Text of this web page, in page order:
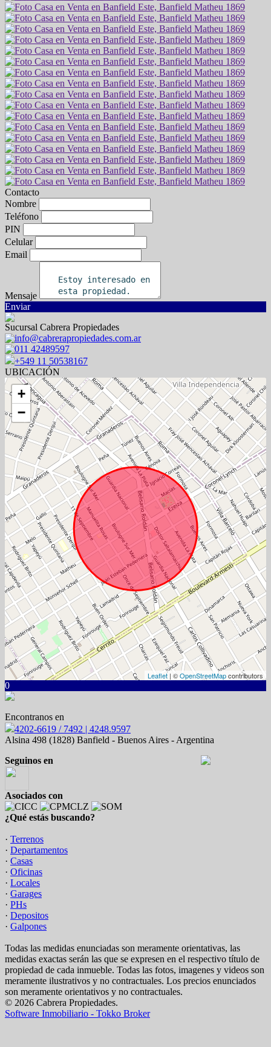
Contacto
Nombre
Teléfono
PIN
Celular
Email
Mensaje
Enviar
Sucursal Cabrera Propiedades
info@cabrerapropiedades.com.ar
011 42489597
+549 11 50538167
UBICACIÓN
+
−
Leaflet | ©OpenStreetMapcontributors
0
Encontranos en
4202-6619 / 7492 | 4248.9597
Alsina 498 (1828) Banfield - Buenos Aires - Argentina
Seguinos en
Asociados con
¿Qué estás buscando?
· Terrenos
· Departamentos
· Casas
· Oficinas
· Locales
· Garages
· PHs
· Depositos
· Galpones
Todas las medidas enunciadas son meramente orientativas, las
medidas exactas serán las que se expresen en el respectivo título de
propiedad de cada inmueble. Todas las fotos, imagenes y videos son
meramente ilustrativos y no contractuales. Los precios enunciados
son meramente orientativos y no contractuales.
© 2026 Cabrera Propiedades.
Software Inmobiliario - Tokko Broker